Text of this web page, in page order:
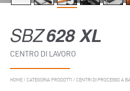
SBZ628 XL
CENTRO DI LAVORO
HOME / CATEGORIA PRODOTTI / CENTRI DI PROCESSO A